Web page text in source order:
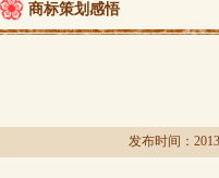
商标策划感悟
发布时间：